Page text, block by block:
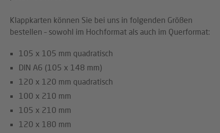
Klappkarten können Sie bei uns in folgenden Größen
bestellen – sowohl im Hochformat als auch im Querformat:
105 x 105 mm quadratisch
DIN A6 (105 x 148 mm)
120 x 120 mm quadratisch
100 x 210 mm
105 x 210 mm
120 x 180 mm